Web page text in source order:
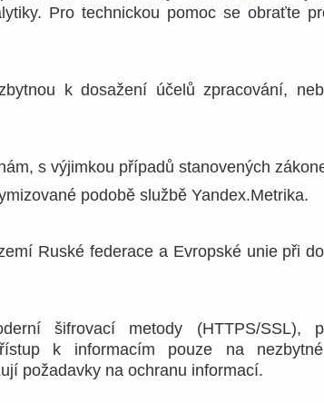
Pro technickou pomoc se obraťte
k dosažení účelů zpracování,
s výjimkou případů stanovených
podobě službě Yandex.Metrika.
Ruské federace a Evropské unie při
šifrovací metody (HTTPS/SSL),
k informacím pouze na
požadavky na ochranu informací.